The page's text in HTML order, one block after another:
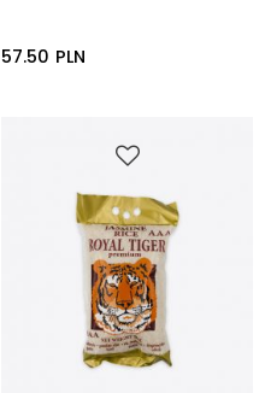
57.50 PLN